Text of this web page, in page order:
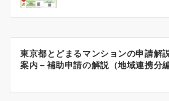
ン
東京都とどまるマンションの申請解
案内－補助申請の解説（地域連携分編